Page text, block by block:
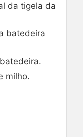
da tigela da
batedeira
milho.